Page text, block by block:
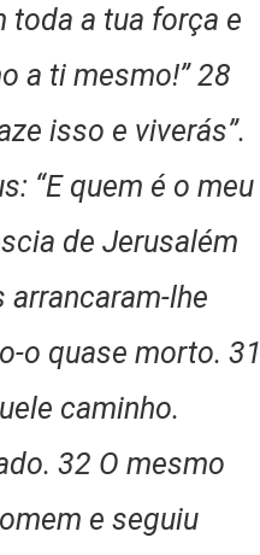
toda a tua força e
a ti mesmo!” 28
isso e viverás”.
“E quem é o meu
de Jerusalém
lhe
o quase morto. 31
caminho.
32 O mesmo
e seguiu